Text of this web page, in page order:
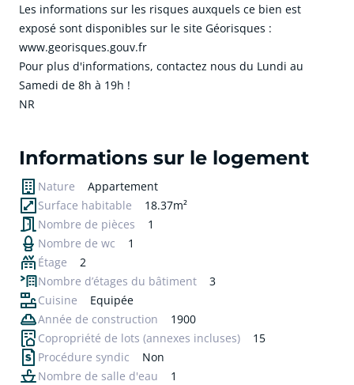
Les informations sur les risques auxquels ce bien est
exposé sont disponibles sur le site Géorisques :
www.georisques.gouv.fr
Pour plus d'informations, contactez nous du Lundi au
Samedi de 8h à 19h !
NR
Informations sur le logement
Nature
Appartement
Surface habitable
18.37m²
Nombre de pièces
1
Nombre de wc
1
Étage
2
Nombre d’étages du bâtiment
3
Cuisine
Equipée
Année de construction
1900
Copropriété de lots (annexes incluses)
15
Procédure syndic
Non
Nombre de salle d'eau
1